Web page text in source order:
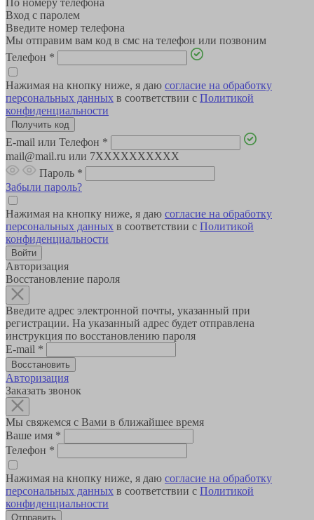
По номеру телефона
Вход с паролем
Введите номер телефона
Мы отправим вам код в смс на телефон или позвоним
Телефон *
Нажимая на кнопку ниже, я даю согласие на обработку
персональных данных в соответствии с Политикой
конфиденциальности
E-mail или Телефон *
mail@mail.ru или 7XXXXXXXXXX
Пароль *
Забыли пароль?
Нажимая на кнопку ниже, я даю согласие на обработку
персональных данных в соответствии с Политикой
конфиденциальности
Авторизация
Восстановление пароля
Введите адрес электронной почты, указанный при
регистрации. На указанный адрес будет отправлена
инструкция по восстановлению пароля
E-mail *
Авторизация
Заказать звонок
Мы свяжемся с Вами в ближайшее время
Ваше имя *
Телефон *
Нажимая на кнопку ниже, я даю согласие на обработку
персональных данных в соответствии с Политикой
конфиденциальности